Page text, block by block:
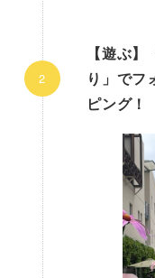
【遊ぶ
り」でフ
ピング！